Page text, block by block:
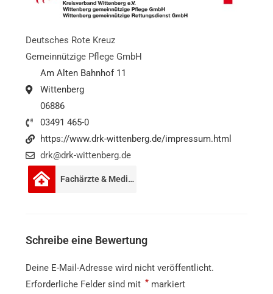
Deutsches Rote Kreuz
Gemeinnützige Pflege GmbH
Am Alten Bahnhof 11
Wittenberg
06886
03491 465-0
https://www.drk-wittenberg.de/impressum.html
drk@drk-wittenberg.de
Fachärzte & Mediziner
Schreibe eine Bewertung
Deine E-Mail-Adresse wird nicht veröffentlicht.
Erforderliche Felder sind mit * markiert